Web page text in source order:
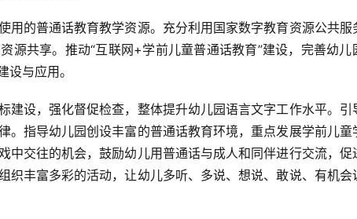
用的普通话教育教学资源。充分利用国家数字教育资源公共服
源共享。推动“互联网+学前儿童普通话教育”建设，完善幼儿
与应用。
建设，强化督促检查，整体提升幼儿园语言文字工作水平。引
。指导幼儿园创设丰富的普通话教育环境，重点发展学前儿童
中交往的机会，鼓励幼儿用普通话与成人和同伴进行交流，促
织丰富多彩的活动，让幼儿多听、多说、想说、敢说、有机会